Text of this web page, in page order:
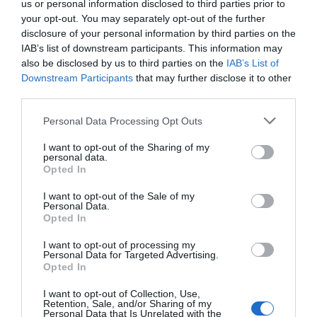
us or personal information disclosed to third parties prior to
your opt-out. You may separately opt-out of the further
disclosure of your personal information by third parties on the
IAB’s list of downstream participants. This information may
also be disclosed by us to third parties on the IAB’s List of
Downstream Participants that may further disclose it to other
Personal Data Processing Opt Outs
I want to opt-out of the Sharing of my
personal data.
Opted In
I want to opt-out of the Sale of my
Personal Data.
Opted In
I want to opt-out of processing my
Personal Data for Targeted Advertising.
Opted In
I want to opt-out of Collection, Use,
Retention, Sale, and/or Sharing of my
Personal Data that Is Unrelated with the
Todo para forzar a Pedro Sánchez a convocar elecciones—
que no convocará y menos por la presión de la derecha—,
con la premisa falsa de que es lo que quiere la ciudadanía
usada de este modo como herramienta política interesada
por Feijoo, que sigue en su triste papel de mendicante a
los partidos que apoyan al Gobierno, para que le dejen
caer. Exhibición de mediocridad y cobardía por no
atreverse a presentar una moción de censura, que debe ser
constructiva; esto es, acompañada de un programa de
Gobierno que no tiene para ofrecer a la ciudadanía. De ahí
que Feijoo pida a los demás que le hagan el trabajo, para